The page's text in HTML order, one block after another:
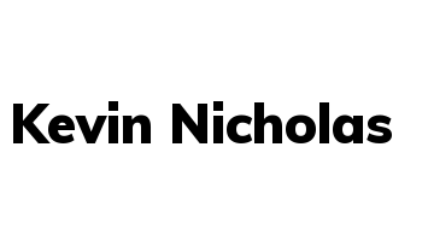
Kevin Nicholas